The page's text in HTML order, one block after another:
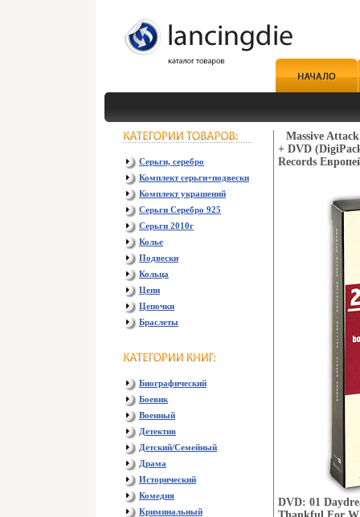
Серьги, серебро
Комплект серьги+подвески
Комплект украшений
Серьги Серебро 925
Серьги 2010г
Колье
Подвески
Кольца
Цепи
Цепочки
Браслеты
Биографический
Боевик
Военный
Детектив
Детский/Семейный
Драма
Исторический
Комедия
Криминальный
Massive
+ DVD
Records
DVD: 01